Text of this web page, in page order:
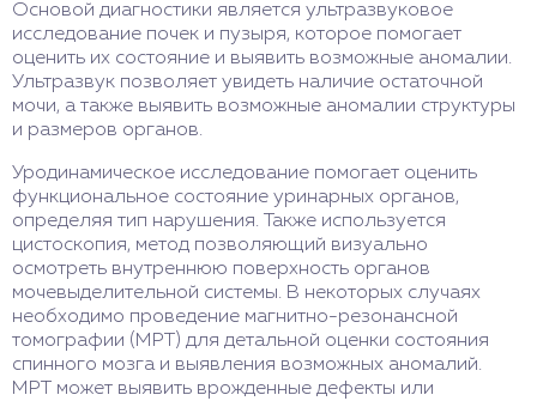
Основой диагностики является ультразвуковое
исследование почек и пузыря, которое помогает
оценить их состояние и выявить возможные аномалии.
Ультразвук позволяет увидеть наличие остаточной
мочи, а также выявить возможные аномалии структуры
и размеров органов.
Уродинамическое исследование помогает оценить
функциональное состояние уринарных органов,
определяя тип нарушения. Также используется
цистоскопия, метод позволяющий визуально
осмотреть внутреннюю поверхность органов
мочевыделительной системы. В некоторых случаях
необходимо проведение магнитно-резонансной
томографии (МРТ) для детальной оценки состояния
спинного мозга и выявления возможных аномалий.
МРТ может выявить врожденные дефекты или